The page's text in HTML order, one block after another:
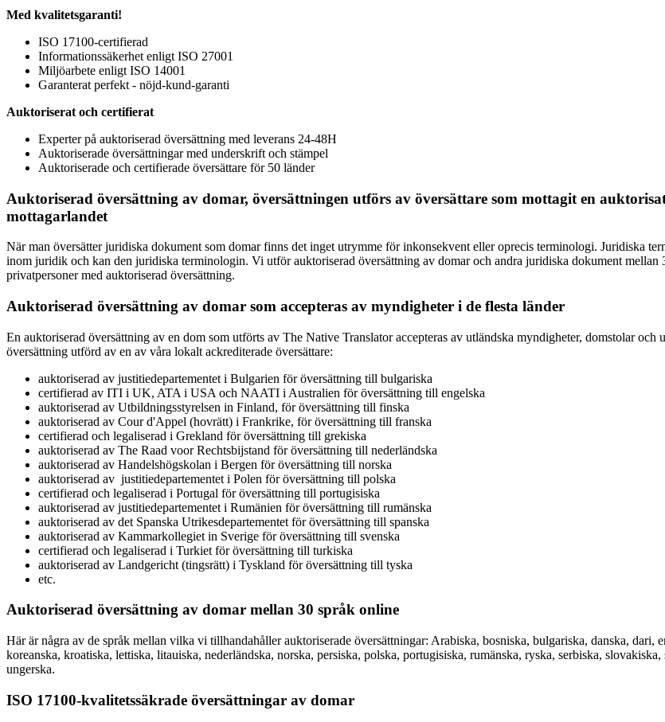
Med kvalitetsgaranti!
ISO 17100-certifierad
Informationssäkerhet enligt ISO 27001
Miljöarbete enligt ISO 14001
Garanterat perfekt - nöjd-kund-garanti
Auktoriserat och certifierat
Experter på auktoriserad översättning med leverans 24-48H
Auktoriserade översättningar med underskrift och stämpel
Auktoriserade och certifierade översättare för 50 länder
Auktoriserad översättning av domar, översättningen utförs av översättare som mottagit en
mottagarlandet
När man översätter juridiska dokument som domar finns det inget utrymme för inkonsekvent eller oprecis terminologi. Juridiska
inom juridik och kan den juridiska terminologin. Vi utför auktoriserad översättning av domar och andra juridiska dokument
privatpersoner med auktoriserad översättning.
Auktoriserad översättning av domar som accepteras av myndigheter i de flesta länder
En auktoriserad översättning av en dom som utförts av The Native Translator accepteras av utländska myndigheter, domstolar
översättning utförd av en av våra lokalt ackrediterade översättare:
auktoriserad av justitiedepartementet i Bulgarien för översättning till bulgariska
certifierad av ITI i UK, ATA i USA och NAATI i Australien för översättning till engelska
auktoriserad av Utbildningsstyrelsen in Finland, för översättning till finska
auktoriserad av Cour d'Appel (hovrätt) i Frankrike, för översättning till franska
certifierad och legaliserad i Grekland för översättning till grekiska
auktoriserad av The Raad voor Rechtsbijstand för översättning till nederländska
auktoriserad av Handelshögskolan i Bergen för översättning till norska
auktoriserad av justitiedepartementet i Polen för översättning till polska
certifierad och legaliserad i Portugal för översättning till portugisiska
auktoriserad av justitiedepartementet i Rumänien för översättning till rumänska
auktoriserad av det Spanska Utrikesdepartementet för översättning till spanska
auktoriserad av Kammarkollegiet in Sverige för översättning till svenska
certifierad och legaliserad i Turkiet för översättning till turkiska
auktoriserad av Landgericht (tingsrätt) i Tyskland för översättning till tyska
etc.
Auktoriserad översättning av domar mellan 30 språk online
Här är några av de språk mellan vilka vi tillhandahåller auktoriserade översättningar: Arabiska, bosniska, bulgariska, danska, dari,
koreanska, kroatiska, lettiska, litauiska, nederländska, norska, persiska, polska, portugisiska, rumänska, ryska, serbiska,
ungerska.
ISO 17100-kvalitetssäkrade översättningar av domar